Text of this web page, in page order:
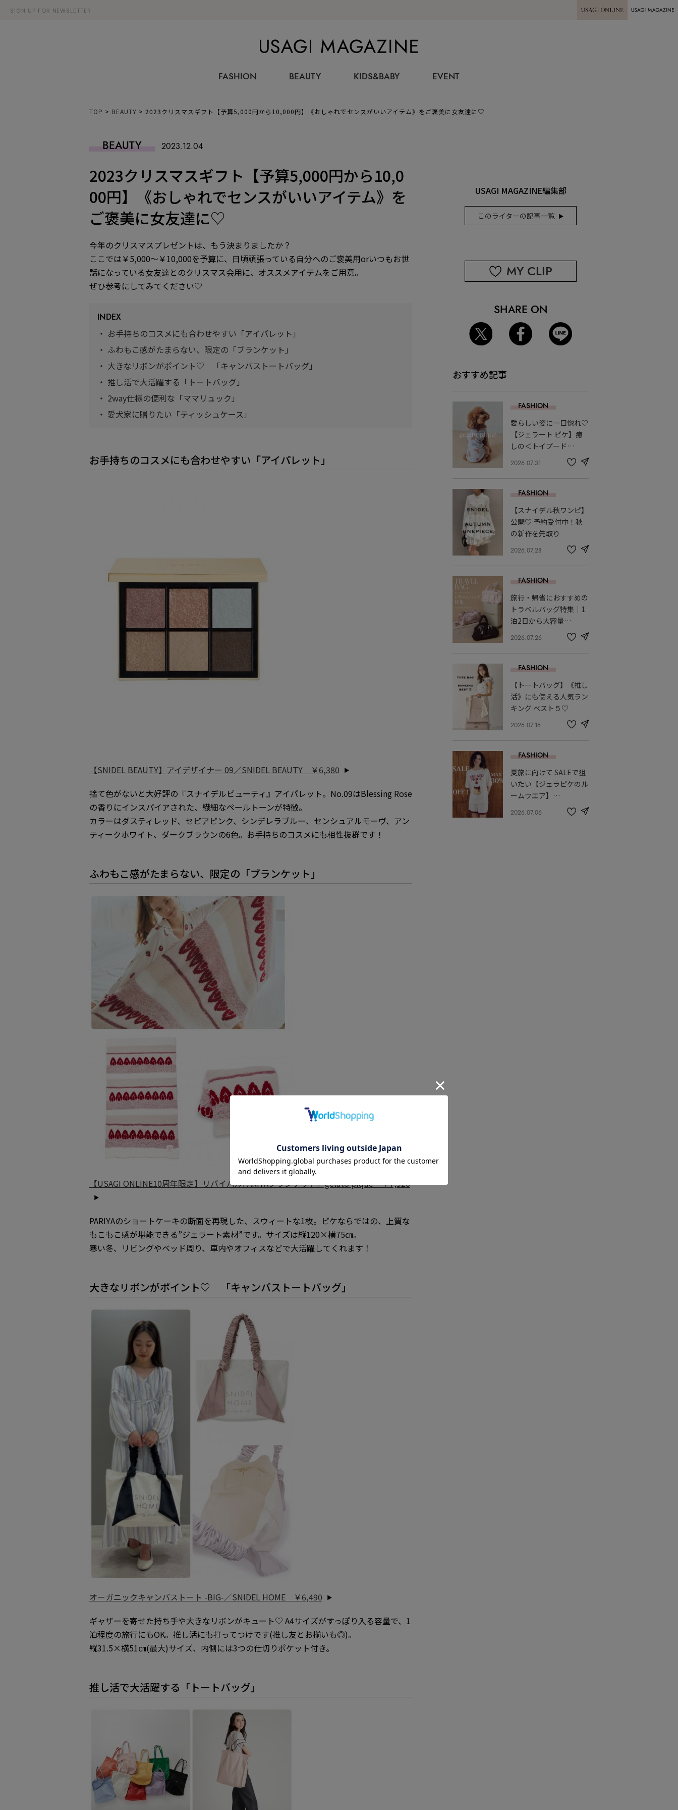
SIGN UP FOR NEWSLETTER
FASHION BEAUTY KIDS&BABY EVENT
TOP > BEAUTY > 2023クリスマスギフト【予算5,000円から10,000円】《おしゃれでセンスがいいアイテム》をご褒美に女友達に♡
BEAUTY 2023.12.04
2023クリスマスギフト【予算5,000円から10,0
00円】《おしゃれでセンスがいいアイテム》を
ご褒美に女友達に♡
今年のクリスマスプレゼントは、もう決まりましたか？
ここでは￥5,000〜￥10,000を予算に、日頃頑張っている自分へのご褒美用orいつもお世
話になっている女友達とのクリスマス会用に、オススメアイテムをご用意。
ぜひ参考にしてみてください♡
INDEX
・ お手持ちのコスメにも合わせやすい「アイパレット」
・ ふわもこ感がたまらない、限定の「ブランケット」
・ 大きなリボンがポイント♡ 「キャンバストートバッグ」
・ 推し活で大活躍する「トートバッグ」
・ 2way仕様の便利な「ママリュック」
・ 愛犬家に贈りたい「ティッシュケース」
お手持ちのコスメにも合わせやすい「アイパレット」
【SNIDEL BEAUTY】アイデザイナー 09／SNIDEL BEAUTY ￥6,380
捨て色がないと大好評の『スナイデルビューティ』アイパレット。No.09はBlessing Rose
の香りにインスパイアされた、繊細なペールトーンが特徴。
カラーはダスティレッド、セピアピンク、シンデレラブルー、センシュアルモーヴ、アン
ティークホワイト、ダークブラウンの6色。お手持ちのコスメにも相性抜群です！
ふわもこ感がたまらない、限定の「ブランケット」
【USAGI ONLINE10周年限定】リバイバルPARIYAブランケット／gelato pique ￥7,920
PARIYAのショートケーキの断面を再現した、スウィートな1枚。ピケならではの、上質な
もこもこ感が堪能できる”ジェラート素材”です。サイズは縦120×横75㎝。
寒い冬、リビングやベッド周り、車内やオフィスなどで大活躍してくれます！
大きなリボンがポイント♡ 「キャンバストートバッグ」
オーガニックキャンバストート -BIG-／SNIDEL HOME ￥6,490
ギャザーを寄せた持ち手や大きなリボンがキュート♡ A4サイズがすっぽり入る容量で、1
泊程度の旅行にもOK。推し活にも打ってつけです(推し友とお揃いも◎)。
縦31.5×横51㎝(最大)サイズ、内側には3つの仕切りポケット付き。
推し活で大活躍する「トートバッグ」
USAGI MAGAZINE編集部
このライターの記事一覧
MY CLIP
SHARE ON
おすすめ記事
FASHION
愛らしい姿に一目惚れ♡
【ジェラート ピケ】癒
しの＜トイプード…
2026.07.31
に
入
り
FASHION
【スナイデル秋ワンピ】
公開♡ 予約受付中！秋
の新作を先取り
2026.07.28
に
入
り
FASHION
旅行・帰省におすすめの
トラベルバッグ特集｜1
泊2日から大容量…
2026.07.26
に
入
り
FASHION
【トートバッグ】《推し
活》にも使える人気ラン
キング ベスト５♡
2026.07.16
に
入
り
FASHION
夏旅に向けて SALEで狙
いたい【ジェラピケのル
ームウエア】…
2026.07.06